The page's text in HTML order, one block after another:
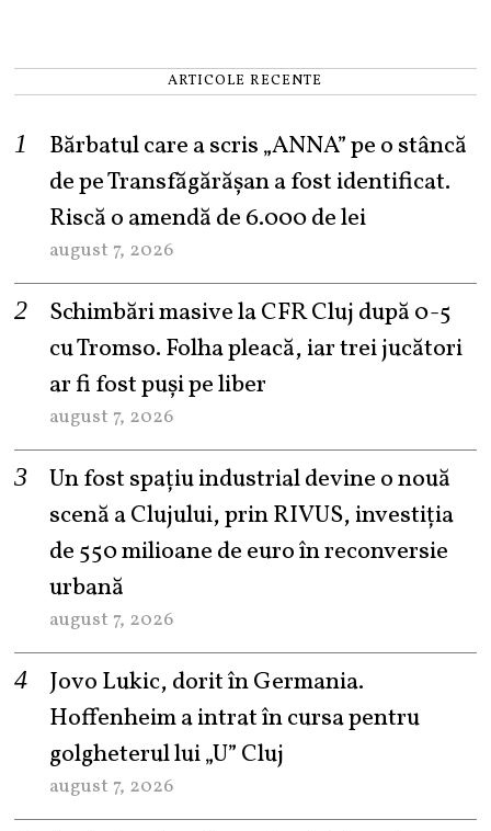
ARTICOLE RECENTE
Bărbatul care a scris „ANNA” pe o stâncă
de pe Transfăgărășan a fost identificat.
Riscă o amendă de 6.000 de lei
august 7, 2026
Schimbări masive la CFR Cluj după 0-5
cu Tromso. Folha pleacă, iar trei jucători
ar fi fost puși pe liber
august 7, 2026
Un fost spațiu industrial devine o nouă
scenă a Clujului, prin RIVUS, investiția
de 550 milioane de euro în reconversie
urbană
august 7, 2026
Jovo Lukic, dorit în Germania.
Hoffenheim a intrat în cursa pentru
golgheterul lui „U” Cluj
august 7, 2026